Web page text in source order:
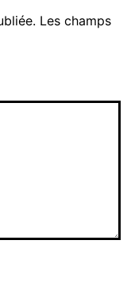
Les champs